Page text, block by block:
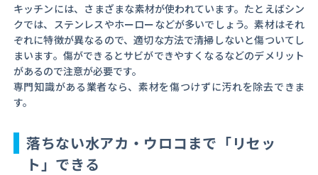
キッチンには、さまざまな素材が使われています。たとえばシン
クでは、ステンレスやホーローなどが多いでしょう。素材はそれ
ぞれに特徴が異なるので、適切な方法で清掃しないと傷ついてし
まいます。傷ができるとサビができやすくなるなどのデメリット
があるので注意が必要です。
専門知識がある業者なら、素材を傷つけずに汚れを除去できま
す。
落ちない水アカ・ウロコまで「リセッ
ト」できる